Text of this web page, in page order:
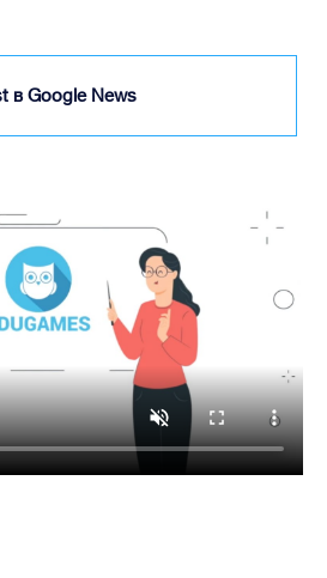
в Google News